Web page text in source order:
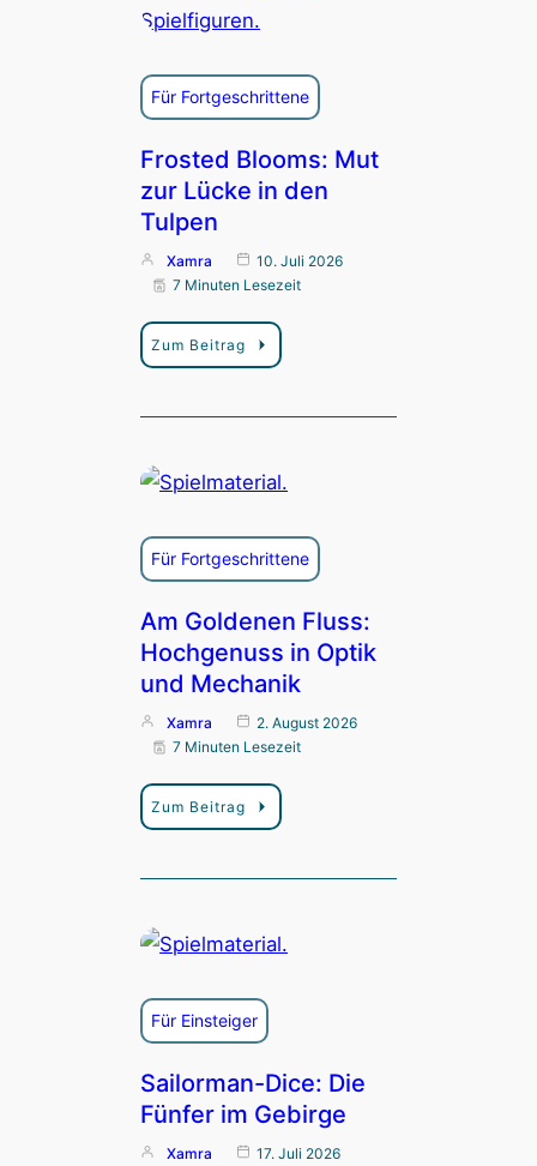
Für Fortgeschrittene
Frosted Blooms: Mut
zur Lücke in den
Tulpen
Xamra
10. Juli 2026
7 Minuten Lesezeit
Zum Beitrag
Für Fortgeschrittene
Am Goldenen Fluss:
Hochgenuss in Optik
und Mechanik
Xamra
2. August 2026
7 Minuten Lesezeit
Zum Beitrag
Für Einsteiger
Sailorman-Dice: Die
Fünfer im Gebirge
Xamra
17. Juli 2026